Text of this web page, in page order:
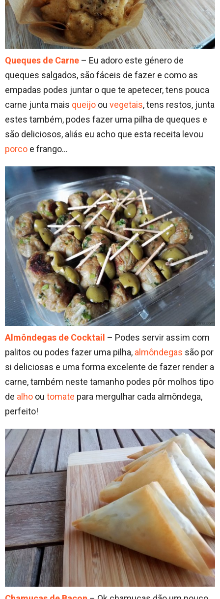
Queques de Carne – Eu adoro este género de
queques salgados, são fáceis de fazer e como as
empadas podes juntar o que te apetecer, tens pouca
carne junta mais queijo ou vegetais, tens restos, junta
estes também, podes fazer uma pilha de queques e
são deliciosos, aliás eu acho que esta receita levou
porco e frango…
Almôndegas de Cocktail – Podes servir assim com
palitos ou podes fazer uma pilha, almôndegas são por
si deliciosas e uma forma excelente de fazer render a
carne, também neste tamanho podes pôr molhos tipo
de alho ou tomate para mergulhar cada almôndega,
perfeito!